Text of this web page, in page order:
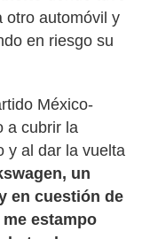
otro automóvil y
en riesgo su
México-
a cubrir la
y al dar la vuelta
un
en cuestión de
estampo